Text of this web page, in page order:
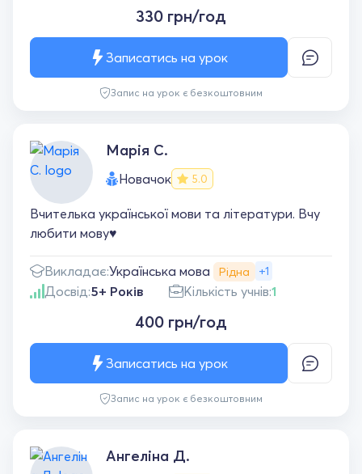
330 грн/год
Запис на урок є безкоштовним
Записатись на урок
Марія С.
Новачок 5.0
Вчителька української мови та літератури. Вчу
любити мову♥️
Викладає:Українська мова Рідна +1
Досвід:5+ Років Кількість учнів:1
400 грн/год
Запис на урок є безкоштовним
Записатись на урок
Ангеліна Д.